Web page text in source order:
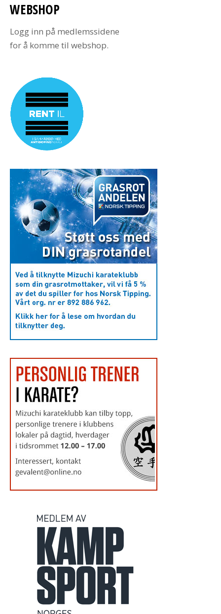
WEBSHOP
Logg inn på medlemssidene
for å komme til webshop.